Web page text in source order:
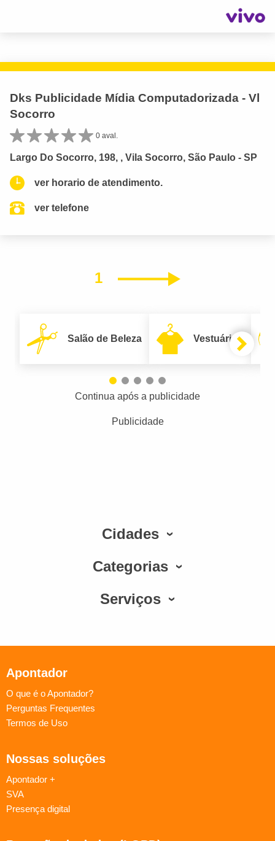
Dks Publicidade Mídia Computadorizada - Vl
Socorro
0 aval.
Largo Do Socorro, 198, , Vila Socorro, São Paulo - SP
ver horario de atendimento.
ver telefone
1 Próximo
Salão de Beleza Vestuário
Continua após a publicidade
Publicidade
Cidades
Categorias
Serviços
Apontador
O que é o Apontador?
Perguntas Frequentes
Termos de Uso
Nossas soluções
Apontador +
SVA
Presença digital